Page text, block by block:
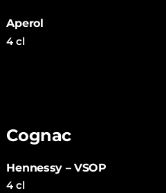
Aperol
4 cl
Cognac
Hennessy – VSOP
4 cl